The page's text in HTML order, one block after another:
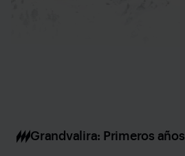
Grandvalira: Primeros años